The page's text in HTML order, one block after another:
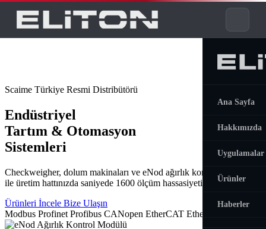
Ana Sayfa
Hakkımızda
Uygulamalar
Ağırlık
Dolum
Ürünler
Haberler
Scaime Türkiye Resmi Distribütörü
Endüstriyel
Tartım & Otomasyon
Sistemleri
Checkweigher, dolum makinaları ve eNod ağırlık kontrol modülleri
ile üretim hattınızda saniyede 1600 ölçüm hassasiyeti sağlıyoruz.
Ürünleri İncele Bize Ulaşın
Modbus Profinet Profibus CANopen EtherCAT EtherNet/IP